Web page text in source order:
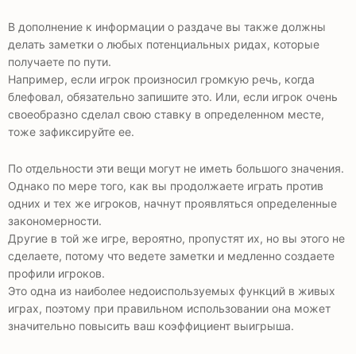
В дополнение к информации о раздаче вы также должны
делать заметки о любых потенциальных ридах, которые
получаете по пути.
Например, если игрок произносил громкую речь, когда
блефовал, обязательно запишите это. Или, если игрок очень
своеобразно сделал свою ставку в определенном месте,
тоже зафиксируйте ее.
По отдельности эти вещи могут не иметь большого значения.
Однако по мере того, как вы продолжаете играть против
одних и тех же игроков, начнут проявляться определенные
закономерности.
Другие в той же игре, вероятно, пропустят их, но вы этого не
сделаете, потому что ведете заметки и медленно создаете
профили игроков.
Это одна из наиболее недоиспользуемых функций в живых
играх, поэтому при правильном использовании она может
значительно повысить ваш коэффициент выигрыша.